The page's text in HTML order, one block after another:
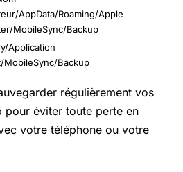
AppData/Roaming/Apple
MobileSync/Backup
Application
MobileSync/Backup
régulièrement vos
pour éviter toute perte en
votre téléphone ou votre